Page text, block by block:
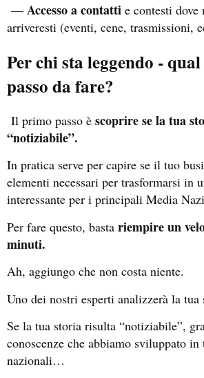
— Accesso a contatti e contesti
arriveresti (eventi, cene, trasmissioni,
Per chi sta leggendo -
passo da fare?
Il primo passo è scoprire se la tua
“notiziabile”.
In pratica serve per capire se il tuo
elementi necessari per trasformarsi in
interessante per i principali Media
Per fare questo, basta riempire un
minuti.
Ah, aggiungo che non costa niente.
Uno dei nostri esperti analizzerà la tua
Se la tua storia risulta “notiziabile”,
conoscenze che abbiamo sviluppato
nazionali…